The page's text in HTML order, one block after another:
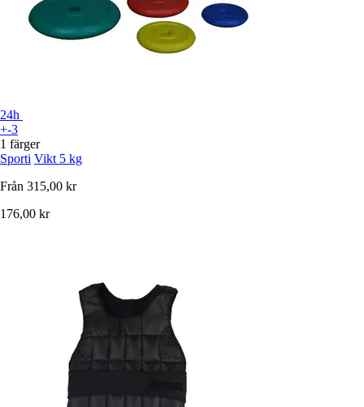
24h
+-3
1 färger
Sporti Vikt 5 kg
Från 315,00 kr
176,00 kr